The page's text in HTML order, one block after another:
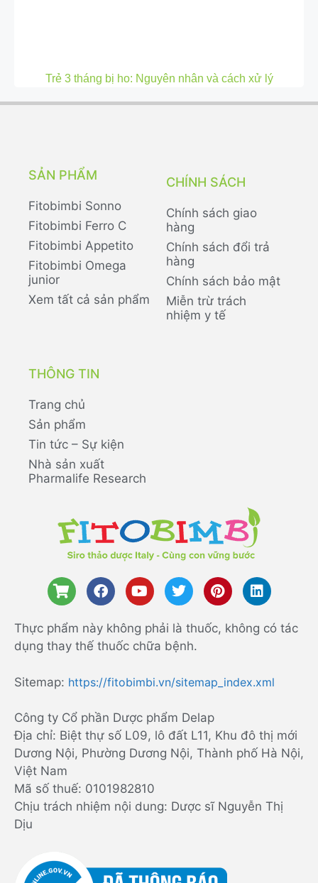
Trẻ 3 tháng bị ho: Nguyên nhân và cách xử lý
SẢN PHẨM
Fitobimbi Sonno
Fitobimbi Ferro C
Fitobimbi Appetito
Fitobimbi Omega
junior
Xem tất cả sản phẩm
CHÍNH SÁCH
Chính sách giao
hàng
Chính sách đổi trả
hàng
Chính sách bảo mật
Miễn trừ trách
nhiệm y tế
THÔNG TIN
Trang chủ
Sản phẩm
Tin tức – Sự kiện
Nhà sản xuất
Pharmalife Research
Thực phẩm này không phải là thuốc, không có tác
dụng thay thế thuốc chữa bệnh.
Sitemap: https://fitobimbi.vn/sitemap_index.xml
Công ty Cổ phần Dược phẩm Delap
Địa chỉ: Biệt thự số L09, lô đất L11, Khu đô thị mới
Dương Nội, Phường Dương Nội, Thành phố Hà Nội,
Việt Nam
Mã số thuế: 0101982810
Chịu trách nhiệm nội dung: Dược sĩ Nguyễn Thị
Dịu